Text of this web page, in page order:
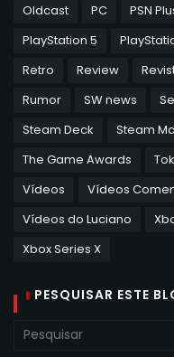
Oldcast
PC PSN
PlayStation 5
Retro
Review
Rumor
SW news
Steam Deck
Steam
The Game Awards
Vídeos
Vídeos
Vídeos do Luciano
Xbox Series X
PESQUISAR ESTE